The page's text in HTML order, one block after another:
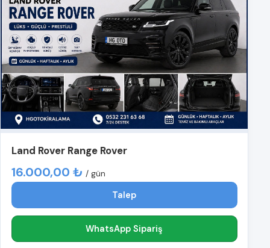
Land Rover Range Rover
16.000,00 ₺ / gün
Talep
WhatsApp Sipariş